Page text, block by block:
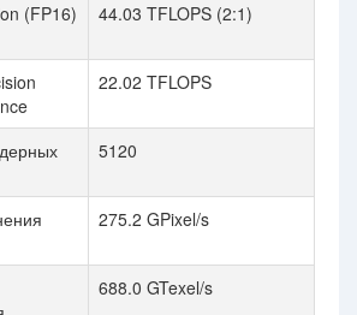
(FP16)
44.03 TFLOPS (2:1)
22.02 TFLOPS
5120
275.2 GPixel/s
688.0 GTexel/s